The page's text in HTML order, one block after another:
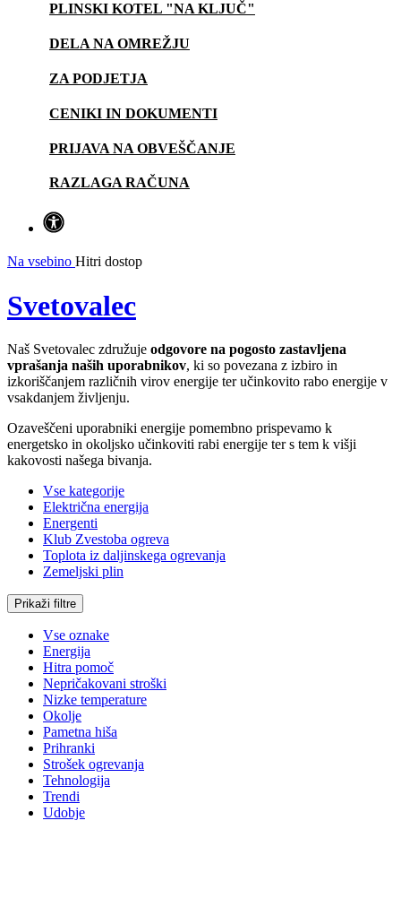
PLINSKI KOTEL "NA KLJUČ"
DELA NA OMREŽJU
ZA PODJETJA
CENIKI IN DOKUMENTI
PRIJAVA NA OBVEŠČANJE
RAZLAGA RAČUNA
Na vsebino Hitri dostop
Svetovalec
Naš Svetovalec združuje odgovore na pogosto zastavljena
vprašanja naših uporabnikov, ki so povezana z izbiro in
izkoriščanjem različnih virov energije ter učinkovito rabo energije v
vsakdanjem življenju.
Ozaveščeni uporabniki energije pomembno prispevamo k
energetsko in okoljsko učinkoviti rabi energije ter s tem k višji
kakovosti našega bivanja.
Vse kategorije
Električna energija
Energenti
Klub Zvestoba ogreva
Toplota iz daljinskega ogrevanja
Zemeljski plin
Prikaži filtre
Vse oznake
Energija
Hitra pomoč
Nepričakovani stroški
Nizke temperature
Okolje
Pametna hiša
Prihranki
Strošek ogrevanja
Tehnologija
Trendi
Udobje